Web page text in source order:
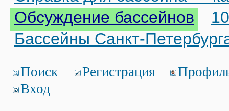
Обсуждение бассейнов
Бассейны Санкт-
Поиск Регистрация
Вход